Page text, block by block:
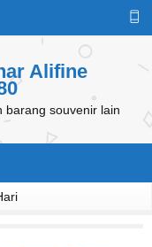
Alifine
barang souvenir lain